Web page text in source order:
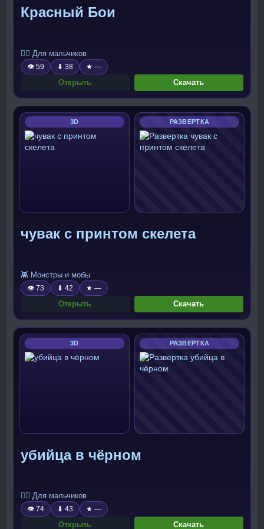
Красный Бои
🧍‍♂️ Для мальчиков
👁 59 ⬇ 38 ★ —
Открыть Скачать
3D РАЗВЕРТКА
чувак с принтом скелета
👾 Монстры и мобы
👁 73 ⬇ 42 ★ —
Открыть Скачать
3D РАЗВЕРТКА
убийца в чёрном
🧍‍♂️ Для мальчиков
👁 74 ⬇ 43 ★ —
Открыть Скачать